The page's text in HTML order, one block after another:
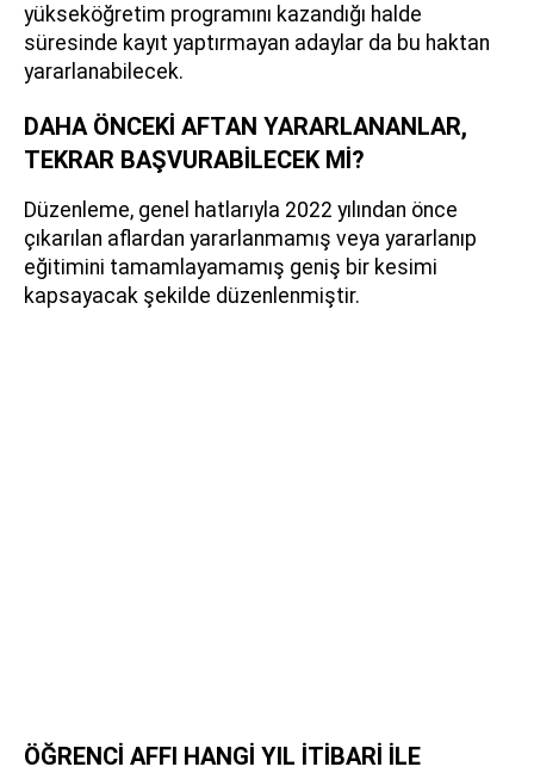
yükseköğretim programını kazandığı halde
süresinde kayıt yaptırmayan adaylar da bu haktan
yararlanabilecek.
DAHA ÖNCEKİ AFTAN YARARLANANLAR,
TEKRAR BAŞVURABİLECEK Mİ?
Düzenleme, genel hatlarıyla 2022 yılından önce
çıkarılan aflardan yararlanmamış veya yararlanıp
eğitimini tamamlayamamış geniş bir kesimi
kapsayacak şekilde düzenlenmiştir.
ÖĞRENCİ AFFI HANGİ YIL İTİBARİ İLE